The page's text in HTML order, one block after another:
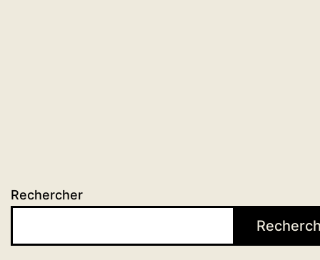
Rechercher